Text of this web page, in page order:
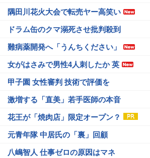
隅田川花火大会で転売ヤー高笑い
ドラム缶のクマ溺死させ批判殺到
難病薬開発へ「うんちください」
女がはさみで男性4人刺したか 英
甲子園 女性審判 技術で評価を
激増する「直美」若手医師の本音
花王が「焼肉店」限定オープン？
元青年隊 中居氏の「裏」回顧
八嶋智人 仕事ゼロの原因はマネ